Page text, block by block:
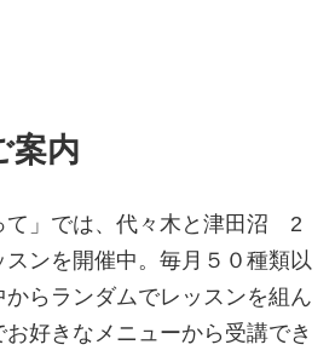
案内
て」では、代々木と津田沼 2
ンを開催中。毎月５０種類以
らランダムでレッスンを組ん
好きなメニューから受講でき